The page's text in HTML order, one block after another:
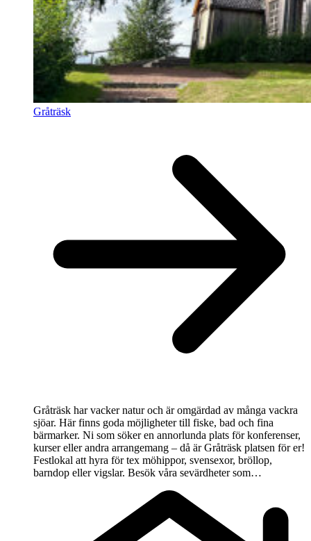
Gråträsk
Gråträsk har vacker natur och är omgärdad av många vackra
sjöar. Här finns goda möjligheter till fiske, bad och fina
bärmarker. Ni som söker en annorlunda plats för konferenser,
kurser eller andra arrangemang – då är Gråträsk platsen för er!
Festlokal att hyra för tex möhippor, svensexor, bröllop,
barndop eller vigslar. Besök våra sevärdheter som…